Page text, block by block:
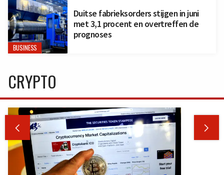
BUSINESS
Duitse fabrieksorders stijgen in juni
met 3,1 procent en overtreffen de
prognoses
CRYPTO
 